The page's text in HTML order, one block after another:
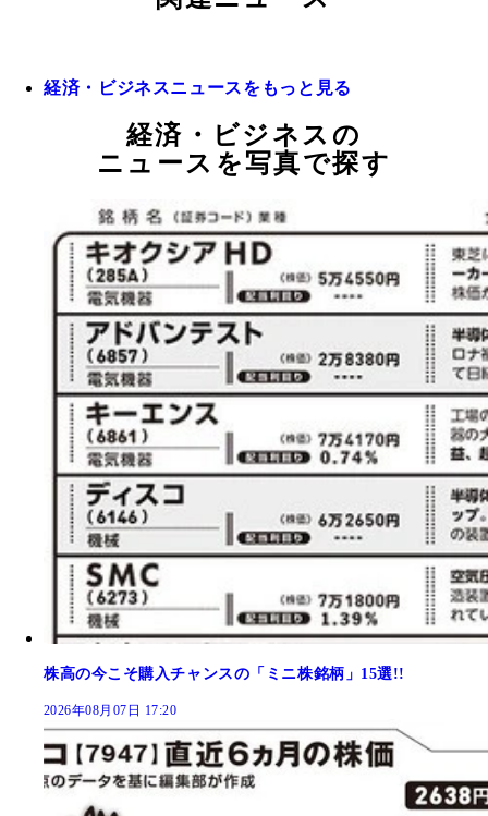
経済・ビジネスニュースをもっと見る
経済・ビジネスの
ニュースを写真で探す
株高の今こそ購入チャンスの「ミニ株銘柄」15選!!
2026年08月07日 17:20